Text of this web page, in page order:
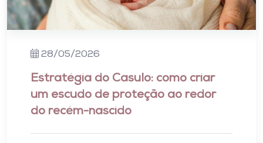
28/05/2026
Estratégia do Casulo: como criar
um escudo de proteção ao redor
do recém-nascido